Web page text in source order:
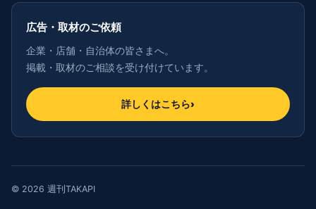
広告・取材のご依頼
企業・店舗・自治体の皆さまへ。
掲載・取材のご相談を受け付けています。
詳しくはこちら›
© 2026 週刊TAKAPI